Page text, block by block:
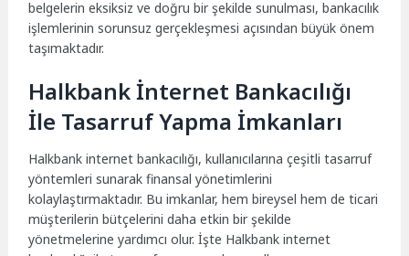
belgelerin eksiksiz ve doğru bir şekilde sunulması, bankacılık
işlemlerinin sorunsuz gerçekleşmesi açısından büyük önem
taşımaktadır.
Halkbank İnternet Bankacılığı
İle Tasarruf Yapma İmkanları
Halkbank internet bankacılığı, kullanıcılarına çeşitli tasarruf
yöntemleri sunarak finansal yönetimlerini
kolaylaştırmaktadır. Bu imkanlar, hem bireysel hem de ticari
müşterilerin bütçelerini daha etkin bir şekilde
yönetmelerine yardımcı olur. İşte Halkbank internet